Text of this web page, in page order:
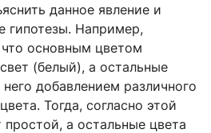
данное явление и
гипотезы. Например,
что основным цветом
(белый), а остальные
добавлением различного
Тогда, согласно этой
простой, а остальные цвета